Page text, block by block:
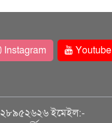
Instagram Youtube
ইমেইল:-